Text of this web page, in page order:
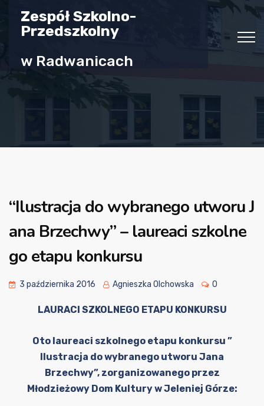
Zespół Szkolno-
Przedszkolny
w Radwanicach
“Ilustracja do wybranego utworu J
ana Brzechwy” – laureaci szkolne
go etapu konkursu
3 października 2016 Agnieszka Olchowska 0
LAURACI SZKOLNEGO ETAPU KONKURSU
Oto laureaci szkolnego etapu konkursu ”
Ilustracja do wybranego utworu Jana
Brzechwy”, zorganizowanego przez
Młodzieżowy Dom Kultury w Jeleniej Górze: